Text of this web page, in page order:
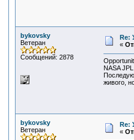
bykovsky
Ветеран
Сообщений: 2878
Re:
«
NASA
живого,
bykovsky
Ветеран
Re:
«